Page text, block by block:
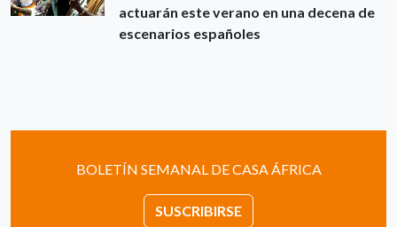
actuarán este verano en una decena de
escenarios españoles
BOLETÍN SEMANAL DE CASA ÁFRICA
SUSCRIBIRSE